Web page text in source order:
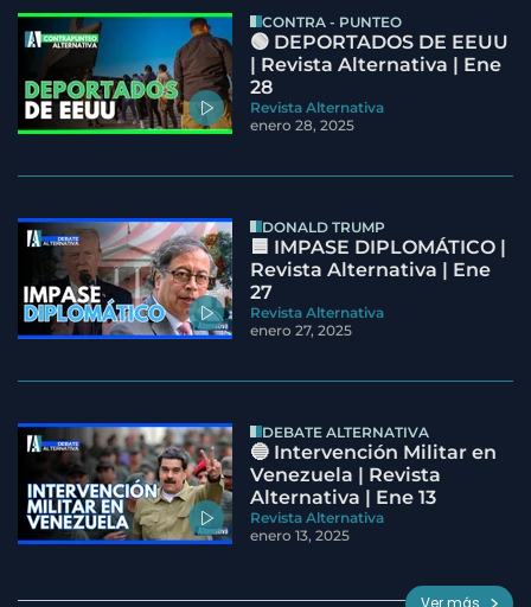
CONTRA - PUNTEO
🟢 DEPORTADOS DE EEUU
| Revista Alternativa | Ene
28
Revista Alternativa
enero 28, 2025
DONALD TRUMP
🟦 IMPASE DIPLOMÁTICO |
Revista Alternativa | Ene
27
Revista Alternativa
enero 27, 2025
DEBATE ALTERNATIVA
🔵 Intervención Militar en
Venezuela | Revista
Alternativa | Ene 13
Revista Alternativa
enero 13, 2025